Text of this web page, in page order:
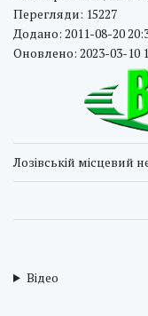
Перегляди: 15227
Додано: 2011-08-20
Оновлено: 2023-03-10
Лозівській місцевий
Відео